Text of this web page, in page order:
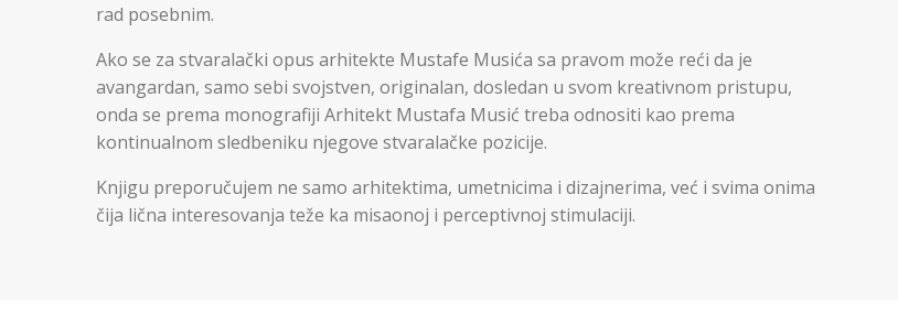
rad posebnim.
Ako se za stvaralački opus arhitekte Mustafe Musića sa pravom može reći da je
avangardan, samo sebi svojstven, originalan, dosledan u svom kreativnom pristupu,
onda se prema monografiji Arhitekt Mustafa Musić treba odnositi kao prema
kontinualnom sledbeniku njegove stvaralačke pozicije.
Knjigu preporučujem ne samo arhitektima, umetnicima i dizajnerima, već i svima onima
čija lična interesovanja teže ka misaonoj i perceptivnoj stimulaciji.